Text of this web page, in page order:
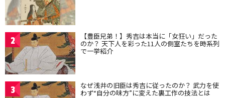
2 【豊臣兄弟！】秀吉は本当に「女狂い」だった
のか？ 天下人を彩った11人の側室たちを時系列
で一挙紹介
3 なぜ浅井の旧臣は秀吉に従ったのか？ 武力を使
わず“自分の味方”に変えた裏工作の技法とは